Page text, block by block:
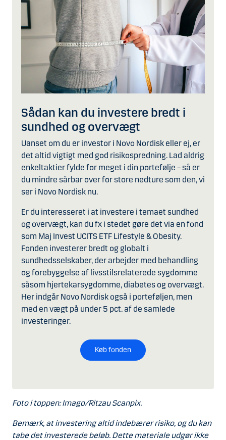
Sådan kan du investere bredt i
sundhed og overvægt
Uanset om du er investor i Novo Nordisk eller ej, er
det altid vigtigt med god risikospredning. Lad aldrig
enkeltaktier fylde for meget i din portefølje – så er
du mindre sårbar over for store nedture som den, vi
ser i Novo Nordisk nu.
Er du interesseret i at investere i temaet sundhed
og overvægt, kan du fx i stedet gøre det via en fond
som Maj Invest UCITS ETF Lifestyle & Obesity.
Fonden investerer bredt og globalt i
sundhedsselskaber, der arbejder med behandling
og forebyggelse af livsstilsrelaterede sygdomme
såsom hjertekarsygdomme, diabetes og overvægt.
Her indgår Novo Nordisk også i porteføljen, men
med en vægt på under 5 pct. af de samlede
investeringer.
Køb fonden
Foto i toppen: Imago/Ritzau Scanpix.
Bemærk, at investering altid indebærer risiko, og du kan
tabe det investerede beløb. Dette materiale udgør ikke